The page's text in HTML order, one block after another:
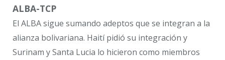
ALBA-TCP
El ALBA sigue sumando adeptos que se integran a la
alianza bolivariana. Haití pidió su integración y
Surinam y Santa Lucia lo hicieron como miembros